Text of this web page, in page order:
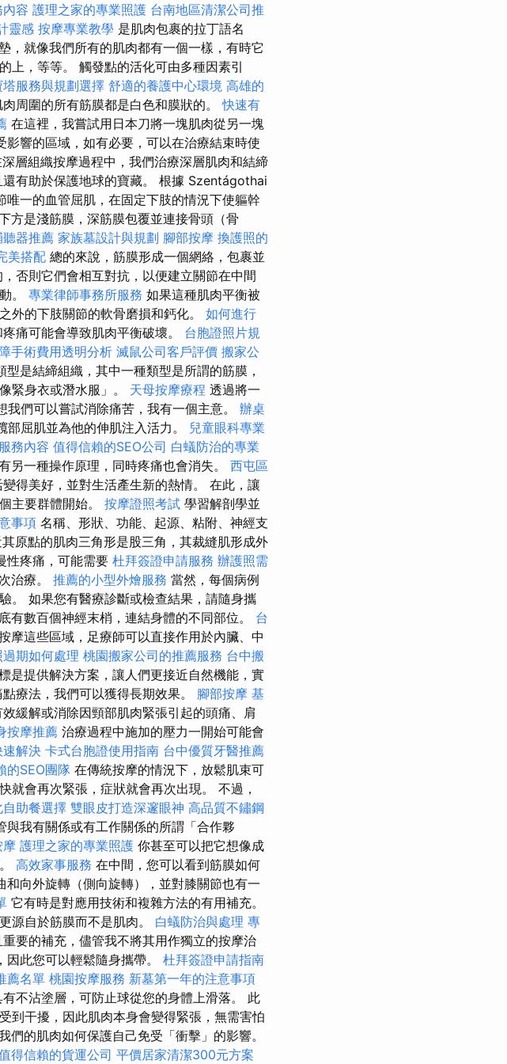
容 護理之家的專業照護 台南地區清潔公司推
靈感 按摩專業教學 是肌肉包裹的拉丁語名
，就像我們所有的肌肉都有一個一樣，有時它
上，等等。 觸發點的活化可由多種因素引
塔服務與規劃選擇 舒適的養護中心環境 高雄的
周圍的所有筋膜都是白色和膜狀的。快速有
在這裡，我嘗試用日本刀將一塊肌肉從另一塊
影響的區域，如有必要，可以在治療結束時使
層組織按摩過程中，我們治療深層肌肉和結締
有助於保護地球的寶藏。 根據 Szentágothai
唯一的血管屈肌，在固定下肢的情況下使軀幹
方是淺筋膜，深筋膜包覆並連接骨頭（骨
器推薦 家族墓設計與規劃 腳部按摩 換護照的
美搭配 總的來說，筋膜形成一個網絡，包裹並
否則它們會相互對抗，以便建立關節在中間
。 專業律師事務所服務 如果這種肌肉平衡被
外的下肢關節的軟骨磨損和鈣化。 如何進行
痛可能會導致肌肉平衡破壞。 台胞證照片規
手術費用透明分析 滅鼠公司客戶評價 搬家公
型是結締組織，其中一種類型是所謂的筋膜，
緊身衣或潛水服」。 天母按摩療程 透過將一
們可以嘗試消除痛苦，我有一個主意。 辦桌
屈肌並為他的伸肌注入活力。 兒童眼科專業
務內容 值得信賴的SEO公司 白蟻防治的專業
另一種操作原理，同時疼痛也會消失。 西屯區
得美好，並對生活產生新的熱情。 在此，讓
主要群體開始。 按摩證照考試 學習解剖學並
事項 名稱、形狀、功能、起源、粘附、神經支
原點的肌肉三角形是股三角，其裁縫肌形成外
性疼痛，可能需要 杜拜簽證申請服務 辦護照需
次治療。 推薦的小型外燴服務 當然，每個病例
。 如果您有醫療診斷或檢查結果，請隨身攜
有數百個神經末梢，連結身體的不同部位。 台
摩這些區域，足療師可以直接作用於內臟、中
期如何處理 桃園搬家公司的推薦服務 台中搬
是提供解決方案，讓人們更接近自然機能，實
療法，我們可以獲得長期效果。 腳部按摩 基
緩解或消除因頸部肌肉緊張引起的頭痛、肩
按摩推薦 治療過程中施加的壓力一開始可能會
解決 卡式台胞證使用指南 台中優質牙醫推薦
的SEO團隊 在傳統按摩的情況下，放鬆肌束可
就會再次緊張，症狀就會再次出現。 不過，
自助餐選擇 雙眼皮打造深邃眼神 高品質不鏽鋼
我有關係或有工作關係的所謂「合作夥
摩 護理之家的專業照護 你甚至可以把它想像成
高效家事服務 在中間，您可以看到筋膜如何
和向外旋轉（側向旋轉），並對膝關節也有一
它有時是對應用技術和複雜方法的有用補充。
源自於筋膜而不是肌肉。 白蟻防治與處理 專
要的補充，儘管我不將其用作獨立的按摩治
此您可以輕鬆隨身攜帶。 杜拜簽證申請指南
薦名單 桃園按摩服務 新墓第一年的注意事項
不沾塗層，可防止球從您的身體上滑落。 此
到干擾，因此肌肉本身會變得緊張，無需害怕
們的肌肉如何保護自己免受「衝擊」的影響。
得信賴的貨運公司 平價居家清潔300元方案